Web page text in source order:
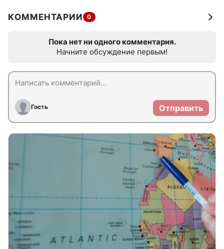
КОММЕНТАРИИ 0
Пока нет ни одного комментария.
Начните обсуждение первым!
Гость Отправить